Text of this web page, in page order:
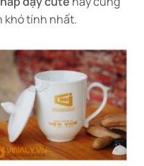
khó tính nhất.